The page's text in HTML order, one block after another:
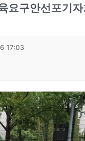
요구안선포기
17:03